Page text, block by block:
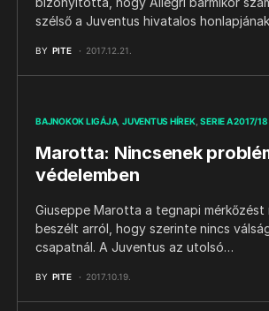
szélső a Juventus hivatalos
BY PITE 2017.12.21.
BAJNOKOK LIGÁJA JUVENTUS HÍREK SERIE A 2017/18
Marotta: Nincsenek
védelemben
Giuseppe Marotta a tegnapi mérkőzést
beszélt arról, hogy szerinte nincs
csapatnál. A Juventus az utolsó…
BY PITE 2017.10.19.